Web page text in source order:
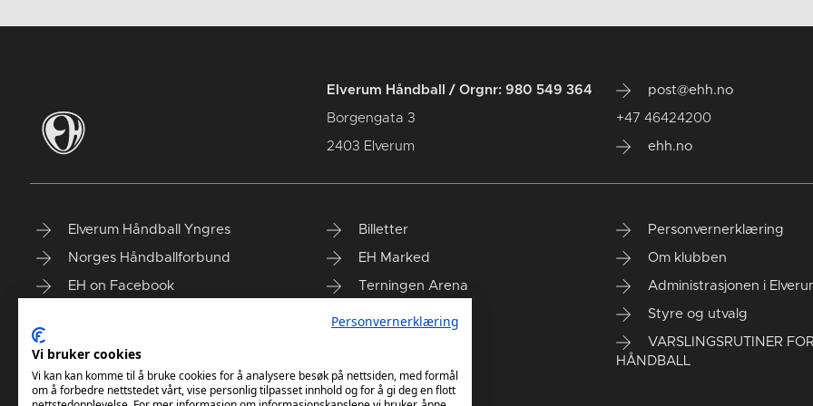
Elverum Håndball / Orgnr: 980 549 364
Borgengata 3
2403 Elverum
post@ehh.no
+47 46424200
ehh.no
Elverum Håndball Yngres
Norges Håndballforbund
EH on Facebook
Billetter
EH Marked
Terningen Arena
Finn vårt kontor
Personvernerklæring
Om klubben
Administrasjonen i
Styre og utvalg
VARSLINGSRUTINER
HÅNDBALL
Personvernerklæring
Vi bruker cookies
Vi kan kan komme til å bruke cookies for å analysere besøk på nettsiden, med formål
om å forbedre nettstedet vårt, vise personlig tilpasset innhold og for å gi deg en flott